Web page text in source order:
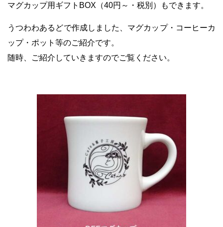
マグカップ用ギフトBOX（40円～・税別）もできます。
うつわわあるどで作成しました、マグカップ・コーヒーカ
ップ・ポット等のご紹介です。
随時、ご紹介していきますのでご覧ください。